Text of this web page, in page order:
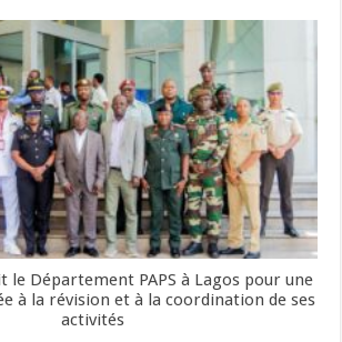
le Département PAPS à Lagos pour une
à la révision et à la coordination de ses
activités